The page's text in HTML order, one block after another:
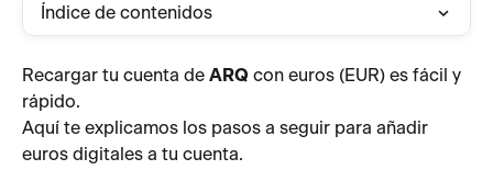
Índice de contenidos
Recargar tu cuenta de ARQ con euros (EUR) es fácil y
rápido.
Aquí te explicamos los pasos a seguir para añadir
euros digitales a tu cuenta.